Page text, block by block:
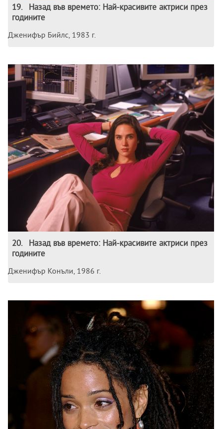
19.
Назад във времето: Най-красивите актриси през
годините
Дженифър Бийлс, 1983 г.
20.
Назад във времето: Най-красивите актриси през
годините
Дженифър Конъли, 1986 г.